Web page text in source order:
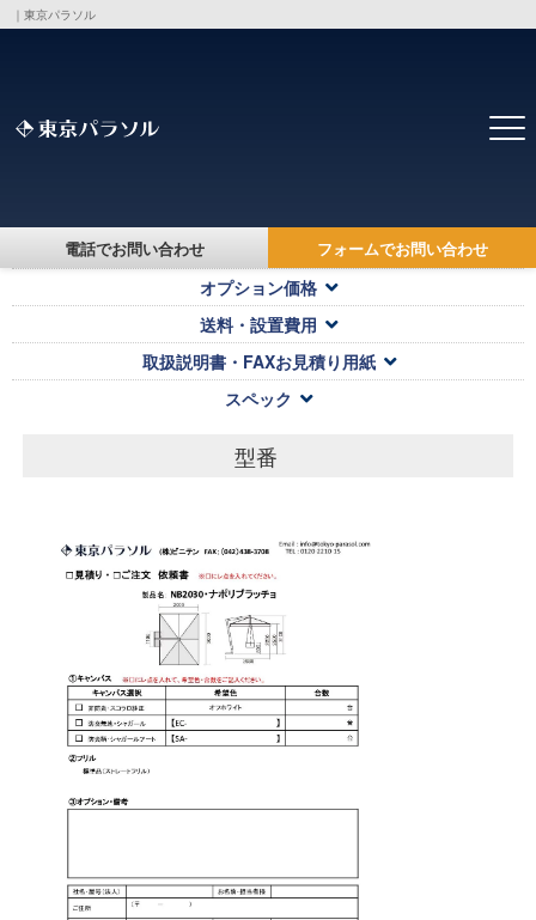
｜東京パラソル
電話でお問い合わせ フォームでお問い合わせ
対応キャンバス・本体価格
オプション価格
送料・設置費用
取扱説明書・FAXお見積り用紙
スペック
型番